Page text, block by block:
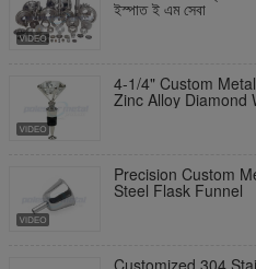
ইস্পাত ই এম সেবা
4-1/4" Custom
Zinc Alloy Diamond
Precision Custom
Steel Flask Funnel
Customized 304